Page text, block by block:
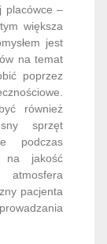
placówce –
większa
jest
na temat
poprzez
również
sprzęt
podczas
na jakość
pacjenta